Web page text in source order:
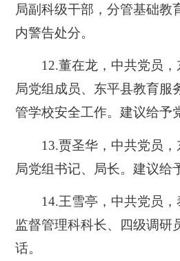
局副科级干部，分管基础教
内警告处分。
12.董在龙，中共党员，
局党组成员、东平县教育服
管学校安全工作。建议给予
13.贾圣华，中共党员，
局党组书记、局长。建议给
14.王雪亭，中共党员，
监督管理科科长、四级调研
话。